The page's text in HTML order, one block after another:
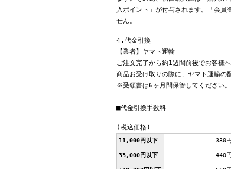
入ポイント」が付与されます。「会員
せん。
4.代金引換
【業者】ヤマト運輸
ご注文完了から約1週間前後でお客様
商品お受け取りの際に、ヤマト運輸の
※受領書は6ヶ月間保管してください。
■代金引換手数料
(税込価格)
11,000円以下 330円
33,000円以下 440円